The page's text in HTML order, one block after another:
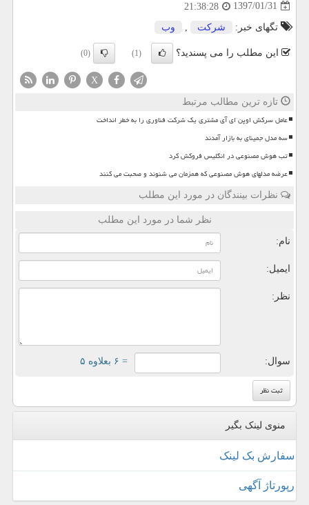
1397/01/31
21:38:28
تگهای خبر:
شركت , وب
این مطلب را می پسندید؟ (1)
(0)
X
تازه ترین مطالب مرتبط
عامل سرکش اوپن ای آی مشتری یک شرکت فناوری را به خطر انداخت
سه مدل جمینای به بازار آمدند
تب هوش مصنوعی در انگلیس فروکش کرد
عرضه مدلهای هوش مصنوعی که همزمان می شنوند و صحبت می کنند
نظرات بینندگان در مورد این مطلب
نظر شما در مورد این مطلب
نام:
ایمیل:
نظر:
سوال: = ۶ بعلاوه ۵
منوی لینک بگیر
سفارش بک لینک
رپورتاژ آگهی